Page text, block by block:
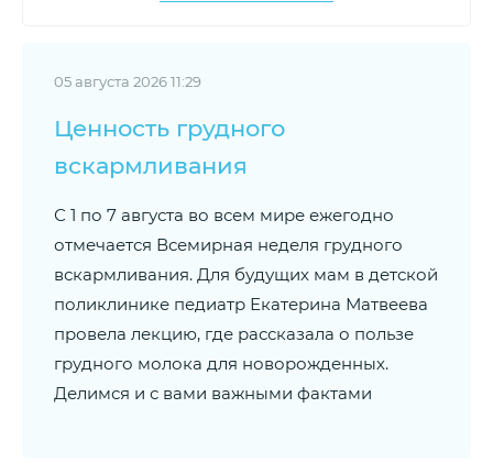
05 августа 2026 11:29
Ценность грудного
вскармливания
С 1 по 7 августа во всем мире ежегодно
отмечается Всемирная неделя грудного
вскармливания. Для будущих мам в детской
поликлинике педиатр Екатерина Матвеева
провела лекцию, где рассказала о пользе
грудного молока для новорожденных.
Делимся и с вами важными фактами